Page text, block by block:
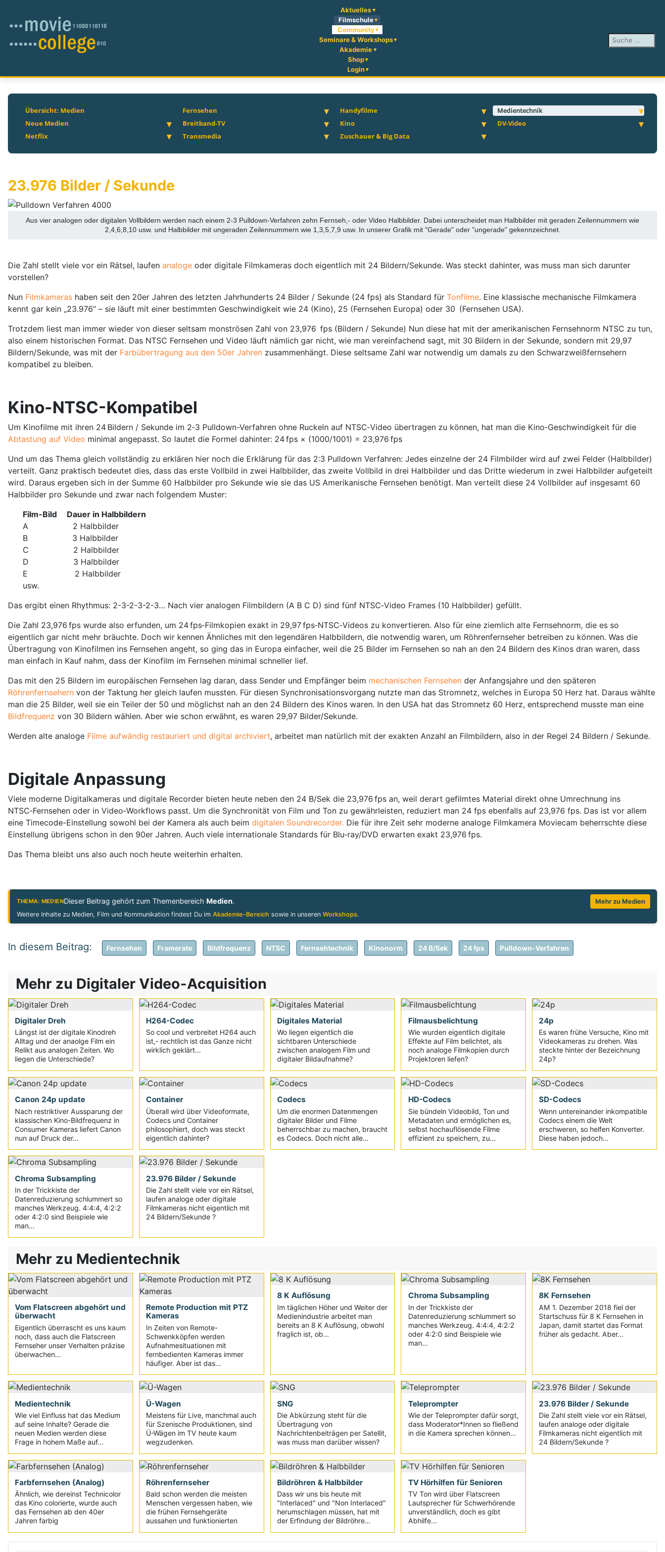
Aktuelles
Filmschule
Community
Seminare & Workshops
Akademie
Shop
Login
Suchen ...
Übersicht: Medien Fernsehen Handyfilme
Medientechnik
Neue Medien
Breitband-TV Kino
DV-Video
Netflix
Transmedia Zuschauer & Big Data
23.976 Bilder / Sekunde
Aus vier analogen oder digitalen Vollbildern werden nach einem 2‑3 Pulldown-Verfahren zehn Fernseh,- oder Video Halbbilder. Dabei unterscheidet man Halbbilder mit geraden Zeilennummern wie
2,4,6,8,10 usw. und Halbbilder mit ungeraden Zeilennummern wie 1,3,5,7,9 usw. In unserer Grafik mit "Gerade" oder "ungerade" gekennzeichnet.
Die Zahl stellt viele vor ein Rätsel, laufen analoge oder digitale Filmkameras doch eigentlich mit 24 Bildern/Sekunde. Was steckt dahinter, was muss man sich darunter
vorstellen?
Nun Filmkameras haben seit den 20er Jahren des letzten Jahrhunderts 24 Bilder / Sekunde (24 fps) als Standard für Tonfilme. Eine klassische mechanische Filmkamera
kennt gar kein „23.976“ – sie läuft mit einer bestimmten Geschwindigkeit wie 24 (Kino), 25 (Fernsehen Europa) oder 30 (Fernsehen USA).
Trotzdem liest man immer wieder von dieser seltsam monströsen Zahl von 23,976 fps (Bildern / Sekunde) Nun diese hat mit der amerikanischen Fernsehnorm NTSC zu tun,
also einem historischen Format. Das NTSC Fernsehen und Video läuft nämlich gar nicht, wie man vereinfachend sagt, mit 30 Bildern in der Sekunde, sondern mit 29,97
Bildern/Sekunde, was mit der Farbübertragung aus den 50er Jahren zusammenhängt. Diese seltsame Zahl war notwendig um damals zu den Schwarzweißfernsehern
kompatibel zu bleiben.
Kino-NTSC-Kompatibel
Um Kinofilme mit ihren 24 Bildern / Sekunde im 2‑3 Pulldown-Verfahren ohne Ruckeln auf NTSC‑Video übertragen zu können, hat man die Kino‑Geschwindigkeit für die
Abtastung auf Video minimal angepasst. So lautet die Formel dahinter: 24 fps × (1000/1001) = 23,976 fps
Und um das Thema gleich vollständig zu erklären hier noch die Erklärung für das 2:3 Pulldown Verfahren: Jedes einzelne der 24 Filmbilder wird auf zwei Felder (Halbbilder)
verteilt. Ganz praktisch bedeutet dies, dass das erste Vollbild in zwei Halbbilder, das zweite Vollbild in drei Halbbilder und das Dritte wiederum in zwei Halbbilder aufgeteilt
wird. Daraus ergeben sich in der Summe 60 Halbbilder pro Sekunde wie sie das US Amerikanische Fernsehen benötigt. Man verteilt diese 24 Vollbilder auf insgesamt 60
Halbbilder pro Sekunde und zwar nach folgendem Muster:
Film-Bild Dauer in Halbbildern
A 2 Halbbilder
B 3 Halbbilder
C 2 Halbbilder
D 3 Halbbilder
E 2 Halbbilder
usw.
Das ergibt einen Rhythmus: 2-3-2-3-2-3… Nach vier analogen Filmbildern (A B C D) sind fünf NTSC‑Video Frames (10 Halbbilder) gefüllt.
Die Zahl 23,976 fps wurde also erfunden, um 24 fps‑Filmkopien exakt in 29,97 fps‑NTSC‑Videos zu konvertieren. Also für eine ziemlich alte Fernsehnorm, die es so
eigentlich gar nicht mehr bräuchte. Doch wir kennen Ähnliches mit den legendären Halbbildern, die notwendig waren, um Röhrenfernseher betreiben zu können. Was die
Übertragung von Kinofilmen ins Fernsehen angeht, so ging das in Europa einfacher, weil die 25 Bilder im Fernsehen so nah an den 24 Bildern des Kinos dran waren, dass
man einfach in Kauf nahm, dass der Kinofilm im Fernsehen minimal schneller lief.
Das mit den 25 Bildern im europäischen Fernsehen lag daran, dass Sender und Empfänger beim mechanischen Fernsehen der Anfangsjahre und den späteren
Röhrenfernsehern von der Taktung her gleich laufen mussten. Für diesen Synchronisationsvorgang nutzte man das Stromnetz, welches in Europa 50 Herz hat. Daraus wählte
man die 25 Bilder, weil sie ein Teiler der 50 und möglichst nah an den 24 Bildern des Kinos waren. In den USA hat das Stromnetz 60 Herz, entsprechend musste man eine
Bildfrequenz von 30 Bildern wählen. Aber wie schon erwähnt, es waren 29,97 Bilder/Sekunde.
Werden alte analoge Filme aufwändig restauriert und digital archiviert, arbeitet man natürlich mit der exakten Anzahl an Filmbildern, also in der Regel 24 Bildern / Sekunde.
Digitale Anpassung
Viele moderne Digitalkameras und digitale Recorder bieten heute neben den 24 B/Sek die 23,976 fps an, weil derart gefilmtes Material direkt ohne Umrechnung ins
NTSC‑Fernsehen oder in Video‑Workflows passt. Um die Synchronität von Film und Ton zu gewährleisten, reduziert man 24 fps ebenfalls auf 23,976 fps. Das ist vor allem
eine Timecode-Einstellung sowohl bei der Kamera als auch beim digitalen Soundrecorder. Die für ihre Zeit sehr moderne analoge Filmkamera Moviecam beherrschte diese
Einstellung übrigens schon in den 90er Jahren. Auch viele internationale Standards für Blu‑ray/DVD erwarten exakt 23,976 fps.
Das Thema bleibt uns also auch noch heute weiterhin erhalten.
THEMA: MEDIENDieser Beitrag gehört zum Themenbereich Medien.
Mehr zu Medien
Weitere Inhalte zu Medien, Film und Kommunikation findest Du imAkademie-Bereich sowie in unserenWorkshops.
Fernsehen Framerate Bildfrequenz NTSC Fernsehtechnik Kinonorm 24 B/Sek 24 fps Pulldown-Verfahren
Mehr zu Digitaler Video-Acquisition
Digitaler Dreh
Längst ist der digitale Kinodreh
Alltag und der anaolge Film ein
Relikt aus analogen Zeiten. Wo
liegen die Unterschiede?
H264-Codec
So cool und verbreitet H264 auch
ist,- rechtlich ist das Ganze nicht
wirklich geklärt...
Digitales Material
Wo liegen eigentlich die
sichtbaren Unterschiede
zwischen analogem Film und
digitaler Bildaufnahme?
Filmausbelichtung
Wie wurden eigentlich digitale
Effekte auf Film belichtet, als
noch analoge Filmkopien durch
Projektoren liefen?
24p
Es waren frühe Versuche, Kino mit
Videokameras zu drehen. Was
steckte hinter der Bezeichnung
24p?
Canon 24p update
Nach restriktiver Aussparung der
klassischen Kino-Bildfrequenz in
Consumer Kameras liefert Canon
nun auf Druck der...
Container
Überall wird über Videoformate,
Codecs und Container
philosophiert, doch was steckt
eigentlich dahinter?
Codecs
Um die enormen Datenmengen
digitaler Bilder und Filme
beherrschbar zu machen, braucht
es Codecs. Doch nicht alle...
HD-Codecs
Sie bündeln Videobild, Ton und
Metadaten und ermöglichen es,
selbst hochauflösende Filme
effizient zu speichern, zu...
SD-Codecs
Wenn untereinander inkompatible
Codecs einem die Welt
erschweren, so helfen Konverter.
Diese haben jedoch...
Chroma Subsampling
In der Trickkiste der
Datenreduzierung schlummert so
manches Werkzeug. 4:4:4, 4:2:2
oder 4:2:0 sind Beispiele wie
man...
23.976 Bilder / Sekunde
Die Zahl stellt viele vor ein Rätsel,
laufen analoge oder digitale
Filmkameras nicht eigentlich mit
24 Bildern/Sekunde ?
Mehr zu Medientechnik
Vom Flatscreen abgehört und
überwacht
Eigentlich überrascht es uns kaum
noch, dass auch die Flatscreen
Fernseher unser Verhalten präzise
überwachen...
Remote Production mit PTZ
Kameras
In Zeiten von Remote-
Schwenkköpfen werden
Aufnahmesituationen mit
fernbedienten Kameras immer
häufiger. Aber ist das...
8 K Auflösung
Im täglichen Höher und Weiter der
Medienindustrie arbeitet man
bereits an 8 K Auflösung, obwohl
fraglich ist, ob...
Chroma Subsampling
In der Trickkiste der
Datenreduzierung schlummert so
manches Werkzeug. 4:4:4, 4:2:2
oder 4:2:0 sind Beispiele wie
man...
8K Fernsehen
AM 1. Dezember 2018 fiel der
Startschuss für 8 K Fernsehen in
Japan, damit startet das Format
früher als gedacht. Aber...
Medientechnik
Wie viel Einfluss hat das Medium
auf seine Inhalte? Gerade die
neuen Medien werden diese
Frage in hohem Maße auf...
Ü-Wagen
Meistens für Live, manchmal auch
für Szenische Produktionen, sind
Ü-Wägen im TV heute kaum
wegzudenken.
SNG
Die Abkürzung steht für die
Übertragung von
Nachrichtenbeiträgen per Satellit,
was muss man darüber wissen?
Teleprompter
Wie der Teleprompter dafür sorgt,
dass Moderator*Innen so fließend
in die Kamera sprechen können...
23.976 Bilder / Sekunde
Die Zahl stellt viele vor ein Rätsel,
laufen analoge oder digitale
Filmkameras nicht eigentlich mit
24 Bildern/Sekunde ?
Farbfernsehen (Analog)
Ähnlich, wie dereinst Technicolor
das Kino colorierte, wurde auch
das Fernsehen ab den 40er
Jahren farbig
Röhrenfernseher
Bald schon werden die meisten
Menschen vergessen haben, wie
die frühen Fernsehgeräte
aussahen und funktionierten
Bildröhren & Halbbilder
Dass wir uns bis heute mit
"Interlaced" und "Non Interlaced"
herumschlagen müssen, hat mit
der Erfindung der Bildröhre...
TV Hörhilfen für Senioren
TV Ton wird über Flatscreen
Lautsprecher für Schwerhörende
unverständlich, doch es gibt
Abhilfe...